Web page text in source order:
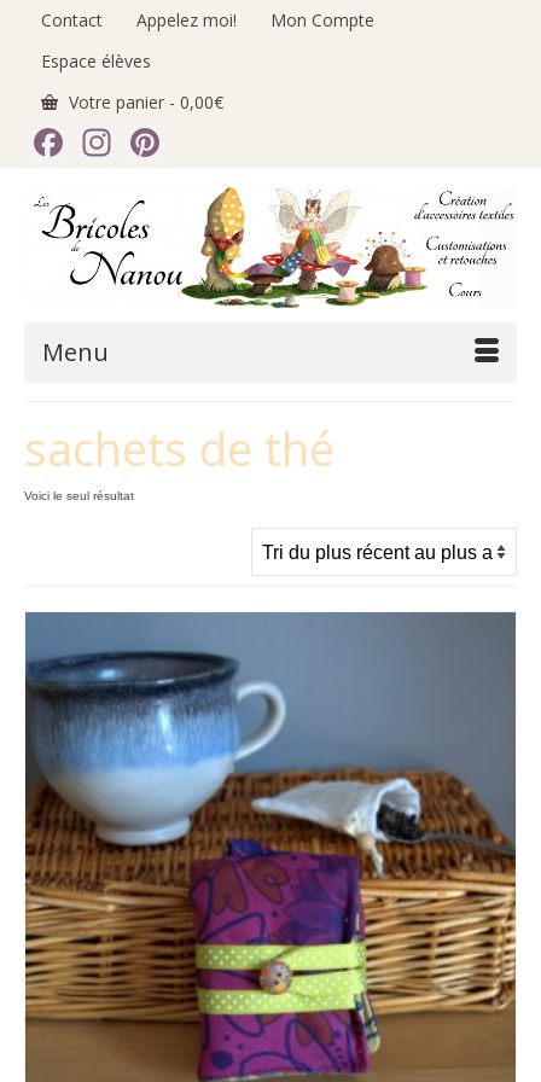
Contact Appelez moi!
Mon Compte
Espace élèves
Votre panier - 0,00€
Facebook
Instagram
Menu
sachets de thé
Voici le seul résultat